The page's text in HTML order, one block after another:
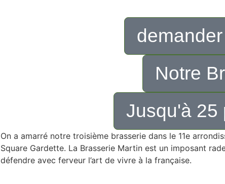
Notre
Jusqu'à 25
On a amarré notre troisième brasserie dans le 11e
Square Gardette. La Brasserie Martin est un imposant
défendre avec ferveur l’art de vivre à la française.